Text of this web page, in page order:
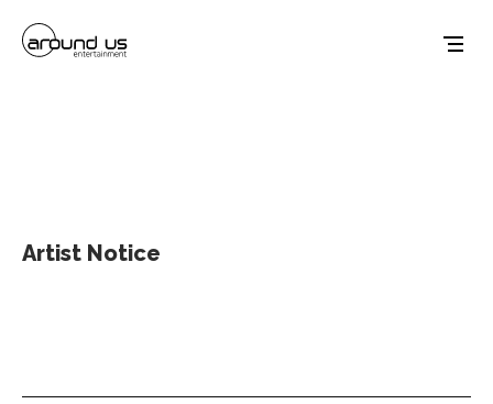
Artist Notice